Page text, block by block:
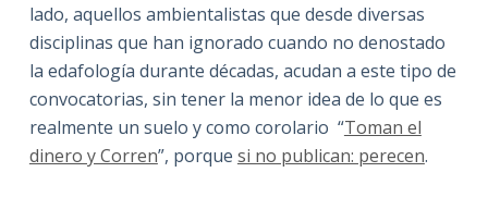
lado, aquellos ambientalistas que desde diversas
disciplinas que han ignorado cuando no denostado
la edafología durante décadas, acudan a este tipo de
convocatorias, sin tener la menor idea de lo que es
realmente un suelo y como corolario “Toman el
dinero y Corren”, porque si no publican: perecen.